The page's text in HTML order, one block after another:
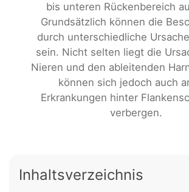
bis unteren Rückenbereich
Grundsätzlich können die
durch unterschiedliche
sein. Nicht selten liegt die
Nieren und den ableitenden
können sich jedoch auch
Erkrankungen hinter
verbergen.
Inhaltsverzeichnis